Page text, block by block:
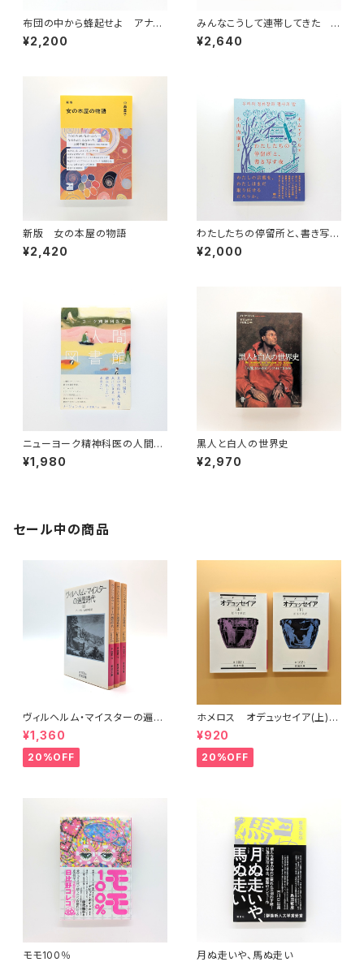
布団の中から蜂起せよ アナー
カ・フェミニズムのための断章
¥2,200
みんなこうして連帯してきた 失
敗のなかで社会は変わっていく
¥2,640
新版 女の本屋の物語
¥2,420
わたしたちの停留所と、書き写す
夜
¥2,000
ニューヨーク精神科医の人間図
書館
¥1,980
黒人と白人の世界史
¥2,970
セール中の商品
ヴィルヘルム・マイスターの遍歴
時代 (上)(中)(下)（岩波文庫）
¥1,360
20%OFF
ホメロス オデュッセイア(上)
(下) （岩波文庫）
¥920
20%OFF
モモ100％ 月ぬ走いや、馬ぬ走い